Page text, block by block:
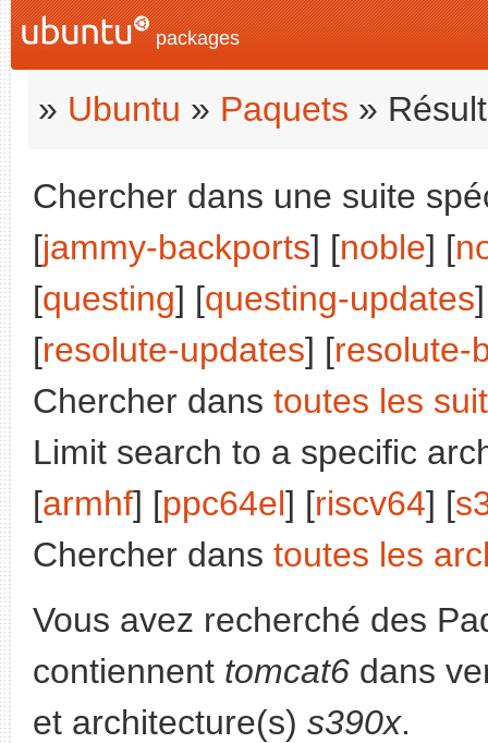
packages
» Ubuntu » Paquets »
Chercher dans une suite
[jammy-backports] [noble] [
[questing] [questing-updates
[resolute-updates] [resolute-
Chercher dans toutes les
Limit search to a specific
[armhf] [ppc64el] [riscv64] [
Chercher dans toutes les
Vous avez recherché des
contiennent tomcat6 dans
et architecture(s) s390x.